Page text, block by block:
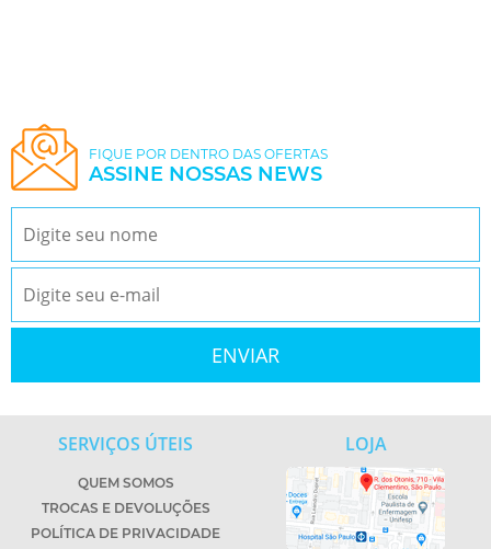
FIQUE POR DENTRO DAS OFERTAS
ASSINE NOSSAS NEWS
SERVIÇOS ÚTEIS
QUEM SOMOS
TROCAS E DEVOLUÇÕES
POLÍTICA DE PRIVACIDADE
LOJA